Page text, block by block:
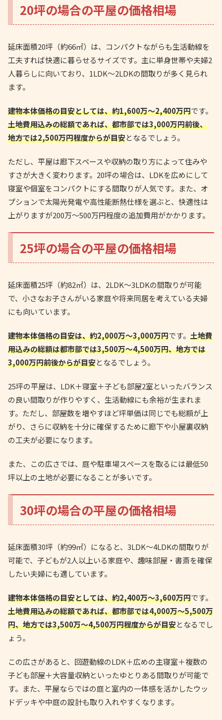
20坪の場合の平屋の価格相場
延床面積20坪（約66㎡）は、コンパクトながらも生活動線を
工夫すれば快適に暮らせるサイズです。主に単身世帯や夫婦2
人暮らしに向いており、1LDK〜2LDKの間取りが多く見られ
ます。
建物本体価格の目安としては、約1,600万〜2,400万円です。
土地費用込みの総額であれば、都市部では3,000万円前後、
地方では2,500万円程度からが目安となるでしょう。
ただし、平屋は廊下スペースや収納の取り方によって住みや
すさが大きく変わります。20坪の場合は、LDKを広めにして
寝室や個室をコンパクトにする間取りが人気です。また、オ
プションで太陽光発電や高性能断熱仕様を選ぶと、快適性は
上がりますが200万〜500万円程度の追加費用がかかります。
25坪の場合の平屋の価格相場
延床面積25坪（約82㎡）は、2LDK〜3LDKの間取りが可能
で、小さなお子さんがいる家庭や将来同居を考えている夫婦
にも向いています。
建物本体価格の目安は、約2,000万〜3,000万円です。 土地費
用込みの総額は都市部では3,500万〜4,500万円、地方では
3,000万円前後からが目安となるでしょう。
25坪の平屋は、LDK＋寝室＋子ども部屋2室といったバランス
の良い間取りが作りやすく、生活動線にも余裕が生まれま
す。ただし、部屋数を増やすほど坪単価は同じでも総額が上
がり、さらに収納を十分に確保するために廊下や小屋裏収納
の工夫が必要になります。
また、この広さでは、庭や駐車場スペースを取るには最低50
坪以上の土地が必要になることが多いです。
30坪の場合の平屋の価格相場
延床面積30坪（約99㎡）になると、3LDK〜4LDKの間取りが
可能で、子どもが2人以上いる家庭や、趣味部屋・書斎を確保
したい夫婦にも適しています。
建物本体価格の目安としては、約2,400万〜3,600万円です。
土地費用込みの総額であれば、都市部では4,000万〜5,500万
円、地方では3,500万〜4,500万円程度からが目安となるでし
ょう。
この広さがあると、回遊動線のLDK＋広めの主寝室＋複数の
子ども部屋＋大容量収納といったゆとりある間取りが可能で
す。また、平屋ならではの庭と室内の一体感を活かしたウッ
ドデッキや中庭の設計も取り入れやすくなります。